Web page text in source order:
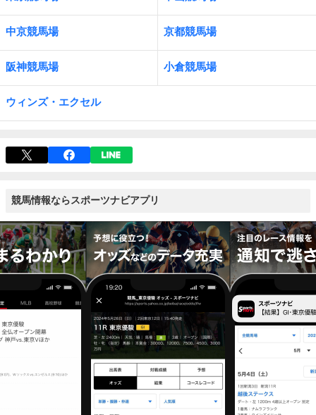
中京競馬場 京都競馬場
阪神競馬場 小倉競馬場
ウィンズ・エクセル
競馬情報ならスポーツナビアプリ